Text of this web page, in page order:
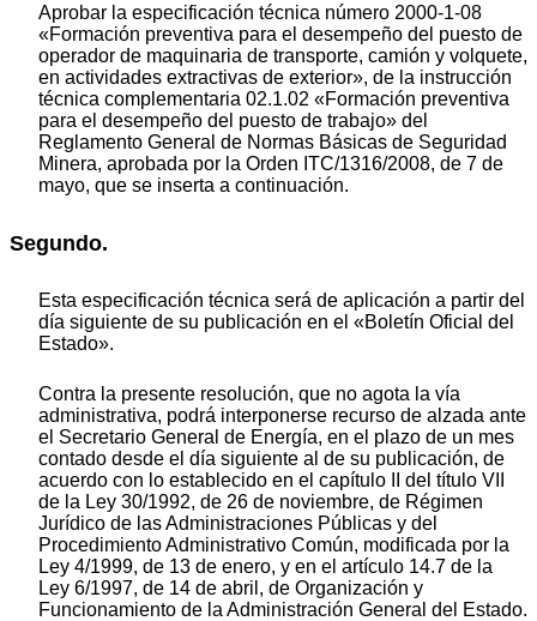
Aprobar la especificación técnica número 2000-1-08
«Formación preventiva para el desempeño del puesto de
operador de maquinaria de transporte, camión y volquete,
en actividades extractivas de exterior», de la instrucción
técnica complementaria 02.1.02 «Formación preventiva
para el desempeño del puesto de trabajo» del
Reglamento General de Normas Básicas de Seguridad
Minera, aprobada por la Orden ITC/1316/2008, de 7 de
mayo, que se inserta a continuación.
Segundo.
Esta especificación técnica será de aplicación a partir del
día siguiente de su publicación en el «Boletín Oficial del
Estado».
Contra la presente resolución, que no agota la vía
administrativa, podrá interponerse recurso de alzada ante
el Secretario General de Energía, en el plazo de un mes
contado desde el día siguiente al de su publicación, de
acuerdo con lo establecido en el capítulo II del título VII
de la Ley 30/1992, de 26 de noviembre, de Régimen
Jurídico de las Administraciones Públicas y del
Procedimiento Administrativo Común, modificada por la
Ley 4/1999, de 13 de enero, y en el artículo 14.7 de la
Ley 6/1997, de 14 de abril, de Organización y
Funcionamiento de la Administración General del Estado.